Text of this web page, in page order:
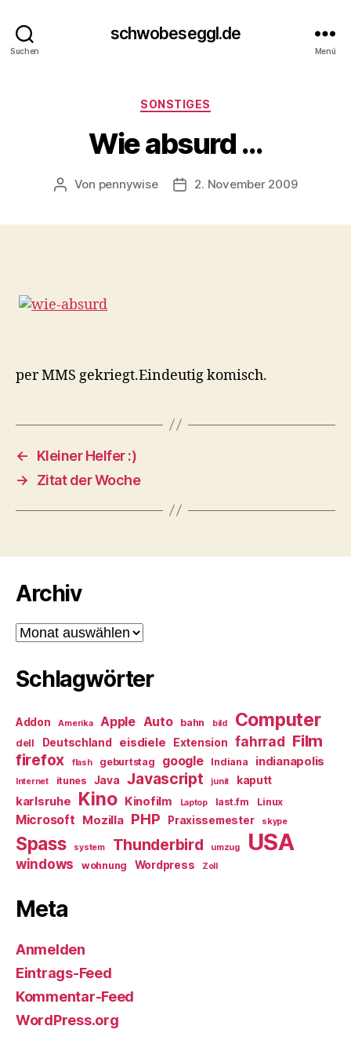
Suchen
schwobeseggl.de
Menü
Kategorien
SONSTIGES
Wie absurd …
Beitragsautor
Von pennywise Veröffentlichungsdatum
2. November 2009
per MMS gekriegt.Eindeutig komisch.
←
Kleiner Helfer :)
→
Zitat der Woche
Archiv
Archiv
Schlagwörter
Addon Amerika Apple Auto bahn bild Computer
dell Deutschland eisdiele Extension fahrrad Film
firefox flash geburtstag google Indiana indianapolis
Internet itunes Java Javascript junit kaputt
karlsruhe Kino Kinofilm Laptop last.fm Linux
Microsoft Mozilla PHP Praxissemester skype
Spass system Thunderbird umzug USA
windows wohnung Wordpress Zoll
Meta
Anmelden
Eintrags-Feed
Kommentar-Feed
WordPress.org